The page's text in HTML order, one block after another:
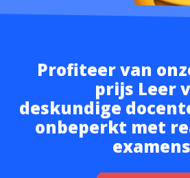
Profiteer van
prijs Leer
deskundige
onbeperkt met